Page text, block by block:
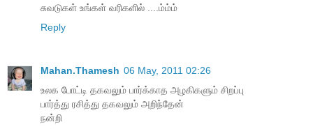
சுவடுகள் உங்கள் வரிகளில் ....ம்ம்ம்
Reply
Mahan.Thamesh 06 May, 2011 02:26
உலக போட்டி தகவலும் பார்க்காத அழகிகளும் சிறப்பு
பார்த்து ரசித்து தகவலும் அறிந்தேன்
நன்றி